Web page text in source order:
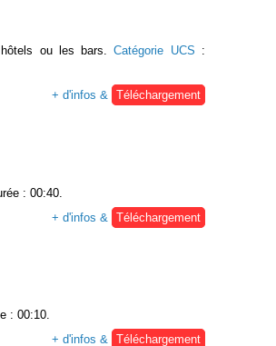
hôtels ou les bars.Catégorie UCS :
+ d'infos &
Téléchargement
: 00:40.
+ d'infos &
Téléchargement
: 00:10.
+ d'infos & Téléchargement